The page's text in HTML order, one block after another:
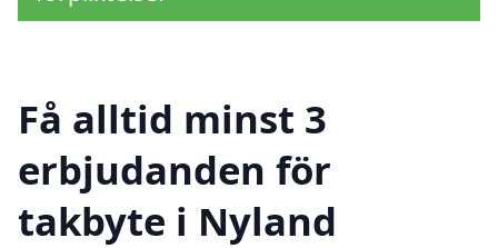
Få alltid minst 3
erbjudanden för
takbyte i Nyland